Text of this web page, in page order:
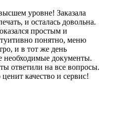
уровне! Заказала
и осталась довольна.
простым и
понятно, меню
и в тот же день
необходимые документы.
ответили на все вопросы.
качество и сервис!